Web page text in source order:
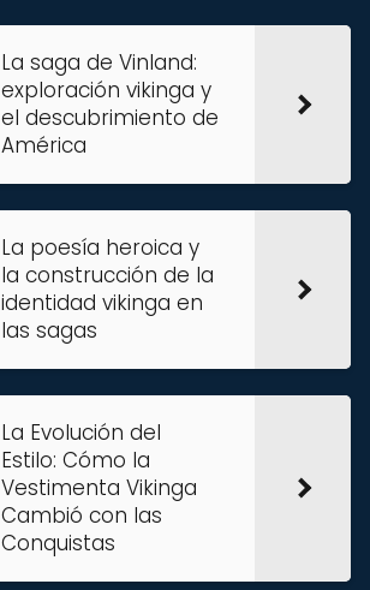
La saga de Vinland:
exploración vikinga y
el descubrimiento de
América
La poesía heroica y
la construcción de la
identidad vikinga en
las sagas
La Evolución del
Estilo: Cómo la
Vestimenta Vikinga
Cambió con las
Conquistas